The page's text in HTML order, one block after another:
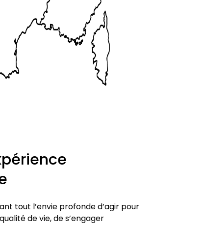
tout l’envie profonde d’agir pour
de vie, de s’engager